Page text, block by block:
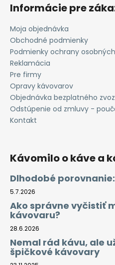
Informácie pre
Moja objednávka
Obchodné podmienky
Podmienky ochrany
Reklamácia
Pre firmy
Opravy kávovarov
Objednávka bezplatného
Odstúpenie od zmluvy -
Kontakt
Kávomilo o káve a
Dlhodobé
5.7.2026
Ako správne vyčistiť
kávovaru?
28.6.2026
Nemal rád kávu, ale
špičkové kávovary